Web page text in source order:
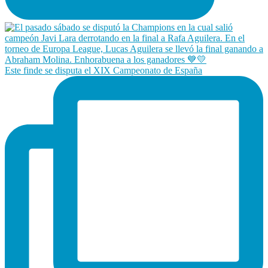
Este finde se disputa el XIX Campeonato de España